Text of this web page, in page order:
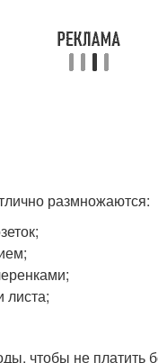
размножаются:
листа;
чтобы не платить